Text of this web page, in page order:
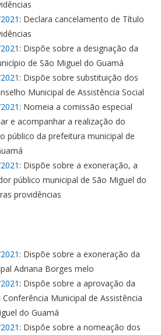
: Declara cancelamento de Título
: Dispõe sobre a designação da
de São Miguel do Guamá
: Dispõe sobre substituição dos
Municipal de Assistência Social
: Nomeia a comissão especial
e acompanhar a realização do
público da prefeitura municipal de
: Dispõe sobre a exoneração, a
público municipal de São Miguel do
providências
: Dispõe sobre a exoneração da
Adriana Borges melo
: Dispõe sobre a aprovação da
Municipal de Assistência
do Guamá
: Dispõe sobre a nomeação dos